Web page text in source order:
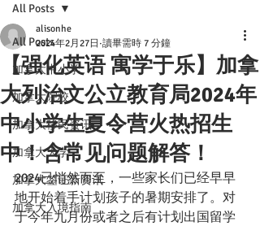
All Posts
加拿大中小学
加拿大院校
加拿大移民资讯
加拿大大学
加拿大签证新资讯
加拿大入境指南
All Posts
【强化英语 寓学于乐】加拿
大列治文公立教育局2024年
中小学生夏令营火热招生
中！含常见问题解答！
alisonhe
2024年2月27日 讀畢需時 7 分鐘
2024已悄然而至，一些家长们已经早早
地开始着手计划孩子的暑期安排了。对
于今年九月份或者之后有计划出国留学